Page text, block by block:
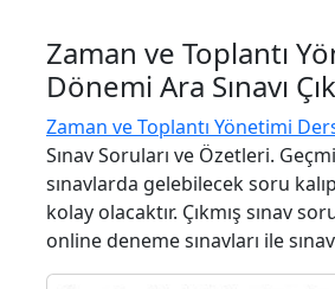
Zaman ve Toplantı
Dönemi Ara Sınavı
Zaman ve Toplantı Yönetimi
Sınav Soruları ve Özetleri.
sınavlarda gelebilecek soru
kolay olacaktır. Çıkmış sınav
online deneme sınavları ile